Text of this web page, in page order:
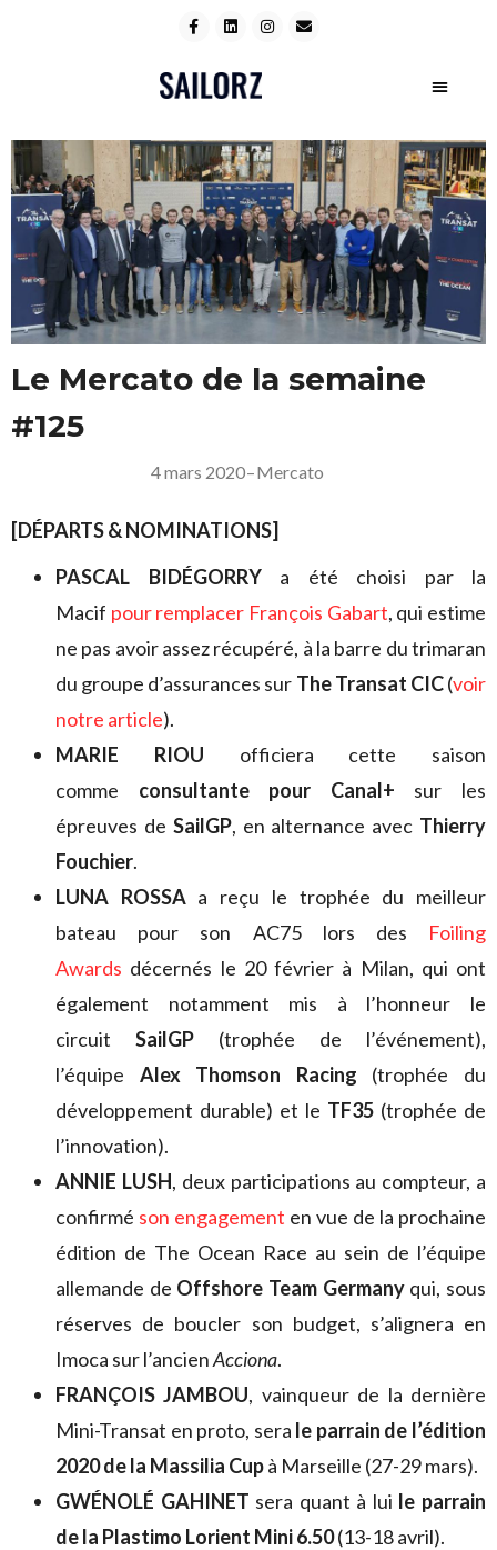
Le Mercato de la semaine
#125
4 mars 2020–Mercato
[DÉPARTS & NOMINATIONS]
PASCAL BIDÉGORRYa été choisi par la
Macif pour remplacer François Gabart, qui estime
ne pas avoir assez récupéré, à la barre du trimaran
du groupe d’assurances sur The Transat CIC(voir
notre article).
MARIE RIOU officiera cette saison
comme consultante pour Canal+ sur les
épreuves de SailGP, en alternance avec Thierry
Fouchier.
LUNA ROSSAa reçu le trophée du meilleur
bateau pour son AC75 lors des Foiling
Awards décernés le 20 février à Milan, qui ont
également notamment mis à l’honneur le
circuit SailGP (trophée de l’événement),
l’équipe Alex Thomson Racing (trophée du
développement durable) et le TF35 (trophée de
l’innovation).
ANNIE LUSH, deux participations au compteur, a
confirmé son engagement en vue de la prochaine
édition de The Ocean Race au sein de l’équipe
allemande de Offshore Team Germanyqui, sous
réserves de boucler son budget, s’alignera en
Imoca sur l’ancienAcciona.
FRANÇOIS JAMBOU, vainqueur de la dernière
Mini-Transat en proto, sera le parrain de l’édition
2020 de la Massilia Cupà Marseille (27-29 mars).
GWÉNOLÉ GAHINET sera quant à lui le parrain
de la Plastimo Lorient Mini 6.50(13-18 avril).